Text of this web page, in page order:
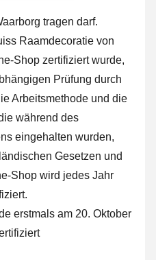
tragen darf.
Raamdecoratie von
Shop zertifiziert wurde,
Prüfung durch
Arbeitsmethode und die
während des
eingehalten wurden,
Gesetzen und
Shop wird jedes Jahr
erstmals am 20. Oktober